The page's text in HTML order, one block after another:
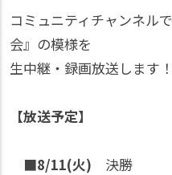
コミュニティチャンネル
会』の模様を
生中継・録画放送します
【放送予定】
■8/11(火) 決勝